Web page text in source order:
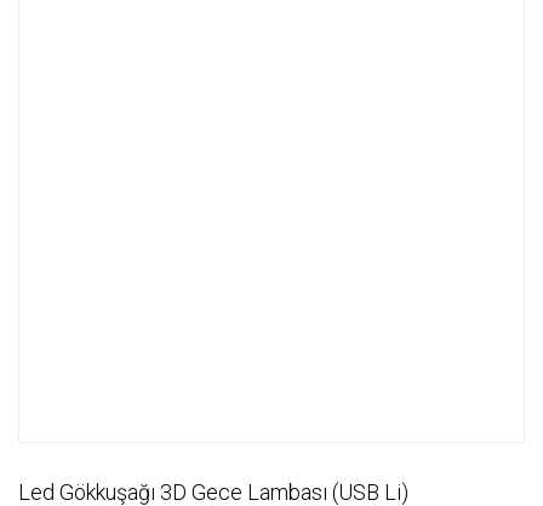
Led Gökkuşağı 3D Gece Lambası (USB Li)